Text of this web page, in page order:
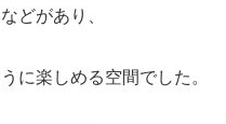
どがあり、
に楽しめる空間でした。